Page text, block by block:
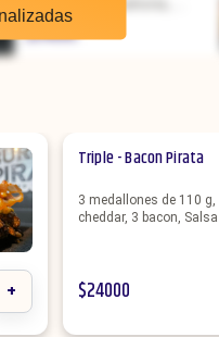
cebolla), rúcula, tomate,
salsa de mayonesa con
$24000
+
Triple - Bacon Pirata
3 medallones de 110
cheddar, 3 bacon,
$24000